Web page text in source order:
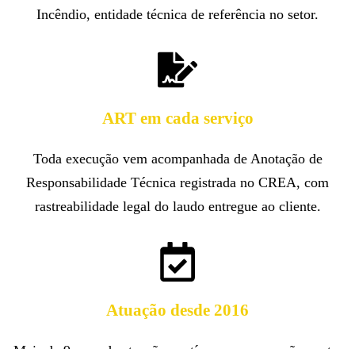
Incêndio, entidade técnica de referência no setor.
ART em cada serviço
Toda execução vem acompanhada de Anotação de
Responsabilidade Técnica registrada no CREA, com
rastreabilidade legal do laudo entregue ao cliente.
Atuação desde 2016